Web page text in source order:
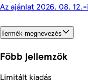
Az ajánlat 2026. 08.
Termék megnevezés
Főbb jellemzők
Limitált kiadás